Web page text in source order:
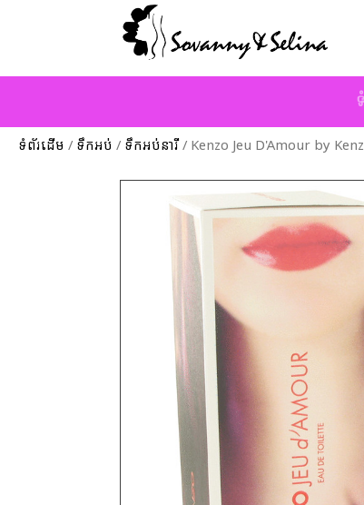
ទំព័រដើម / ទឹកអប់ / ទឹកអប់នារី/ Kenzo Jeu D'Amour by